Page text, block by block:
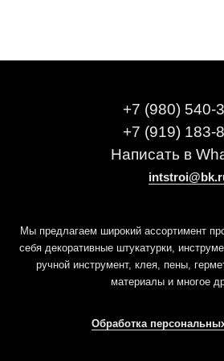
+7 (980) 540-
+7 (919) 183-
Написать в
Мы предлагаем широкий ассортимент
себя декоративные штукатурки,
ручной инструмент, клея, пены,
материалы и многое
Обработка